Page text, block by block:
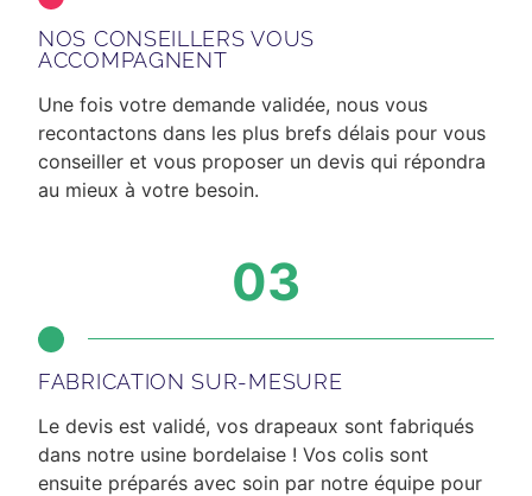
NOS CONSEILLERS VOUS
ACCOMPAGNENT
Une fois votre demande validée, nous vous
recontactons dans les plus brefs délais pour vous
conseiller et vous proposer un devis qui répondra
au mieux à votre besoin.
03
FABRICATION SUR-MESURE
Le devis est validé, vos drapeaux sont fabriqués
dans notre usine bordelaise ! Vos colis sont
ensuite préparés avec soin par notre équipe pour